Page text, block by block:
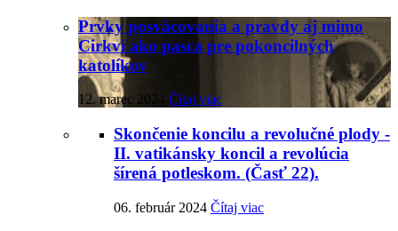
Prvky posväcovania a pravdy aj mimo
Cirkvi ako pasca pre pokoncilných
katolíkov
12. marec 2024 Čítaj viac
Skončenie koncilu a revolučné plody -
II. vatikánsky koncil a revolúcia
šírená potleskom. (Časť 22).
06. február 2024 Čítaj viac